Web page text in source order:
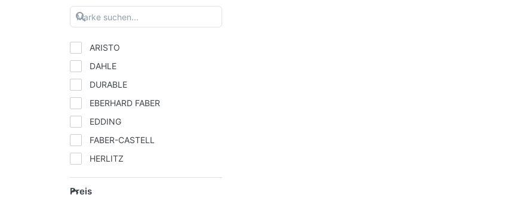
ARISTO
DAHLE
DURABLE
EBERHARD FABER
EDDING
FABER-CASTELL
HERLITZ
IDENA
KORES
Preis